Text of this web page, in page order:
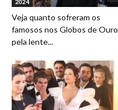
2024
Veja quanto sofreram os
famosos nos Globos de Ouro
pela lente...